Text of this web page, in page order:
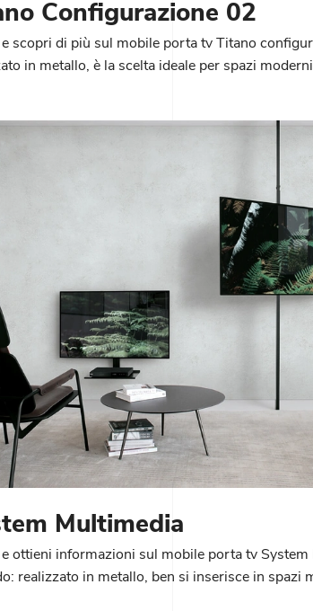
Configurazione 02
scopri di più sul mobile porta tv Titano
in metallo, è la scelta ideale per spazi
Multimedia
ottieni informazioni sul mobile porta tv
realizzato in metallo, ben si inserisce in spazi